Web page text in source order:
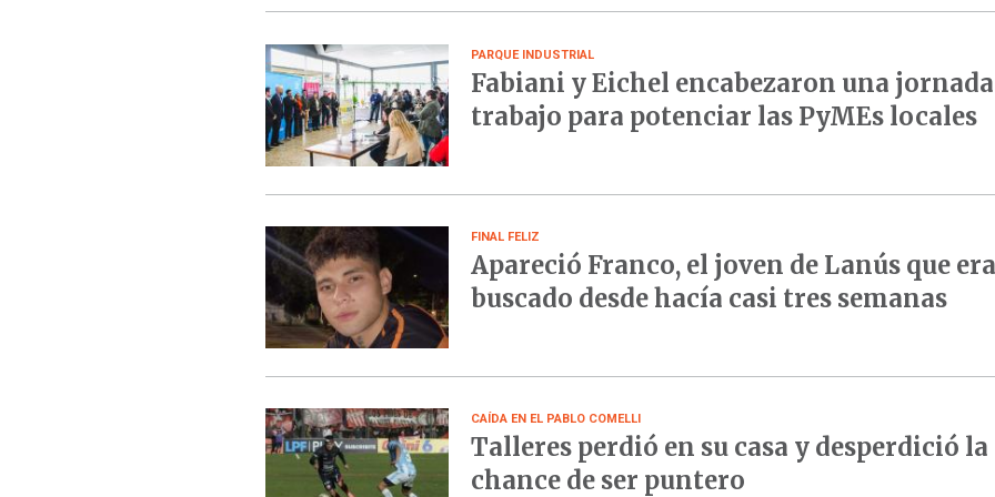
PARQUE INDUSTRIAL
Fabiani y Eichel encabezaron una
trabajo para potenciar las PyMEs locales
FINAL FELIZ
Apareció Franco, el joven de Lanús que era
buscado desde hacía casi tres semanas
CAÍDA EN EL PABLO COMELLI
Talleres perdió en su casa y desperdició la
chance de ser puntero